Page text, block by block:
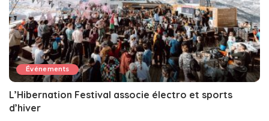
Événements
L’Hibernation Festival associe électro et sports
d’hiver